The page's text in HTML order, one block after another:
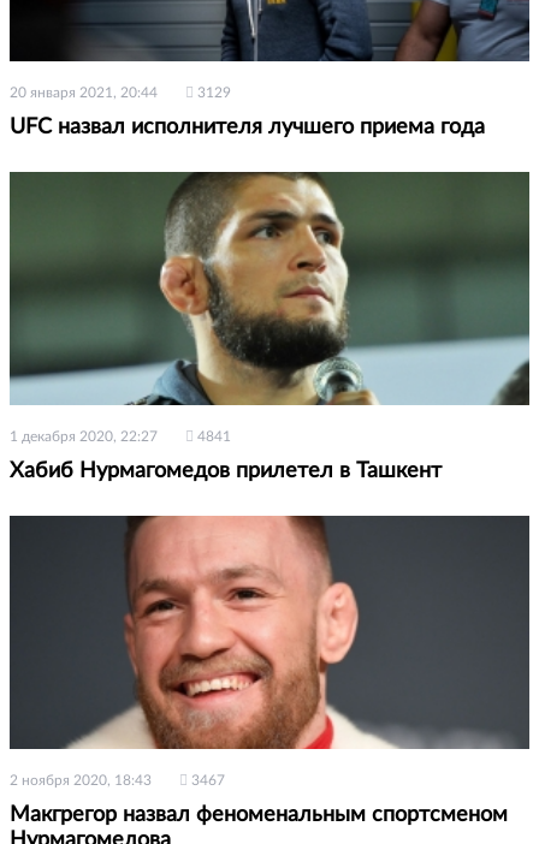
20 января 2021, 20:44 3129
UFC назвал исполнителя лучшего приема года
1 декабря 2020, 22:27 4841
Хабиб Нурмагомедов прилетел в Ташкент
2 ноября 2020, 18:43 3467
Макгрегор назвал феноменальным спортсменом